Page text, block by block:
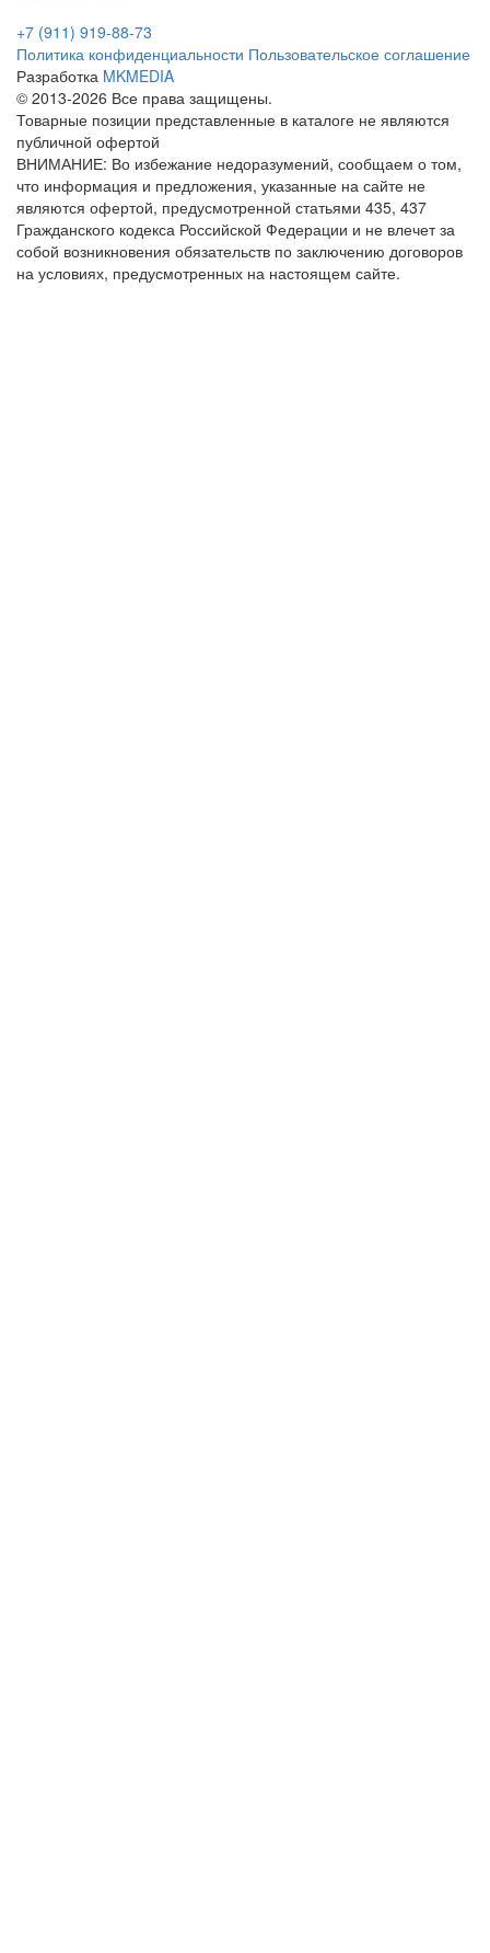
+7 (911) 919-88-73
Политика конфиденциальности Пользовательское соглашение
Разработка MKMEDIA
© 2013-2026 Все права защищены.
Товарные позиции представленные в каталоге не являются
публичной офертой
ВНИМАНИЕ: Во избежание недоразумений, сообщаем о том,
что информация и предложения, указанные на сайте не
являются офертой, предусмотренной статьями 435, 437
Гражданского кодекса Российской Федерации и не влечет за
собой возникновения обязательств по заключению договоров
на условиях, предусмотренных на настоящем сайте.